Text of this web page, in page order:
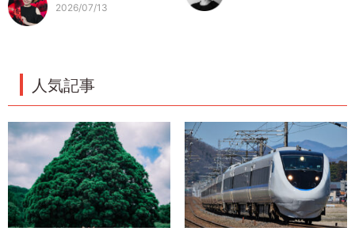
2026/07/13
人気記事